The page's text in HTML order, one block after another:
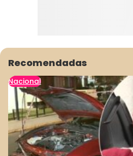
Recomendadas
Nacional